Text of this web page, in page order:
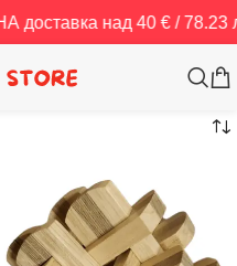
над 40 € / 78.23 лв.